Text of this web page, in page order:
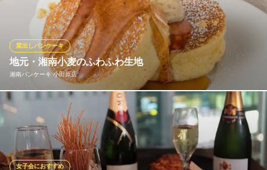
カフェ。ゆったりとした時間をお友達同士やカップル・ママ友同
士で過ごしませんか？大切な友人をもてなすように、ハッピーと
サプライズを届けたいがコンセプト！
Marshmallow
国府津×一軒家カフェ
ＪＲ国府津駅 徒歩5分
神奈川県小田原市国府津3-2-26
地元・湘南小麦のふわふわ生地
湘南パンケーキ 小田原店
窯出しパンケーキ
当店の看板メニュー「湘南パンケーキ」には、地元・伊勢原で収
穫される湘南小麦をたっぷりと使用しています。 こだわりの配合
で作る生地は、口に入れた瞬間にフワフワととろけるような軽や
かな食感が特徴。 小麦本来の豊かな風味と、ほんのりとした甘み
が口いっぱいに広がります。
女子会におすすめ